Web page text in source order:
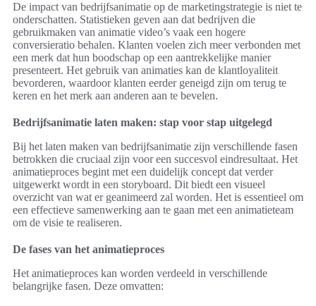
De impact van bedrijfsanimatie op de marketingstrategie is niet te
onderschatten. Statistieken geven aan dat bedrijven die
gebruikmaken van animatie video’s vaak een hogere
conversieratio behalen. Klanten voelen zich meer verbonden met
een merk dat hun boodschap op een aantrekkelijke manier
presenteert. Het gebruik van animaties kan de klantloyaliteit
bevorderen, waardoor klanten eerder geneigd zijn om terug te
keren en het merk aan anderen aan te bevelen.
Bedrijfsanimatie laten maken: stap voor stap uitgelegd
Bij het laten maken van bedrijfsanimatie zijn verschillende fasen
betrokken die cruciaal zijn voor een succesvol eindresultaat. Het
animatieproces begint met een duidelijk concept dat verder
uitgewerkt wordt in een storyboard. Dit biedt een visueel
overzicht van wat er geanimeerd zal worden. Het is essentieel om
een effectieve samenwerking aan te gaan met een animatieteam
om de visie te realiseren.
De fases van het animatieproces
Het animatieproces kan worden verdeeld in verschillende
belangrijke fasen. Deze omvatten: